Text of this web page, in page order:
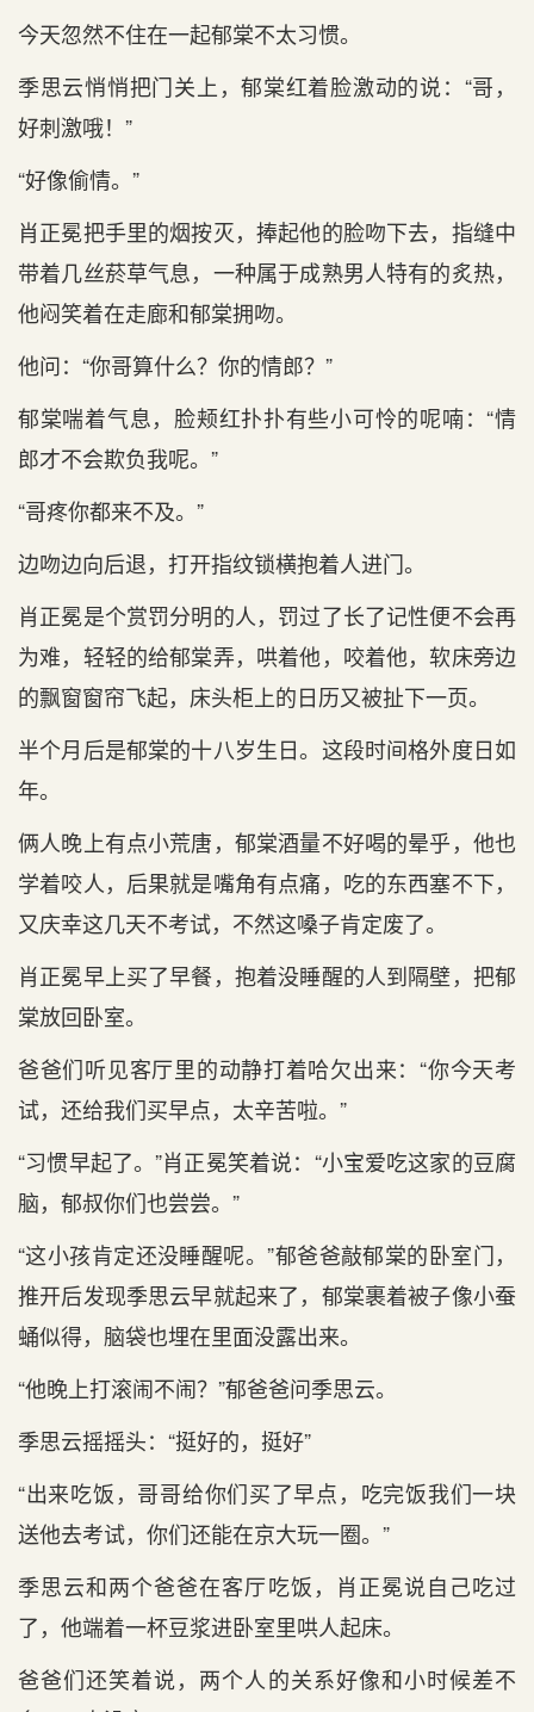
今天忽然不住在一起郁棠不太习惯。
季思云悄悄把门关上，郁棠红着脸激动的说：“哥，
好刺激哦！”
“好像偷情。”
肖正冕把手里的烟按灭，捧起他的脸吻下去，指缝中
带着几丝菸草气息，一种属于成熟男人特有的炙热，
他闷笑着在走廊和郁棠拥吻。
他问：“你哥算什么？你的情郎？”
郁棠喘着气息，脸颊红扑扑有些小可怜的呢喃：“情
郎才不会欺负我呢。”
“哥疼你都来不及。”
边吻边向后退，打开指纹锁横抱着人进门。
肖正冕是个赏罚分明的人，罚过了长了记性便不会再
为难，轻轻的给郁棠弄，哄着他，咬着他，软床旁边
的飘窗窗帘飞起，床头柜上的日历又被扯下一页。
半个月后是郁棠的十八岁生日。这段时间格外度日如
年。
俩人晚上有点小荒唐，郁棠酒量不好喝的晕乎，他也
学着咬人，后果就是嘴角有点痛，吃的东西塞不下，
又庆幸这几天不考试，不然这嗓子肯定废了。
肖正冕早上买了早餐，抱着没睡醒的人到隔壁，把郁
棠放回卧室。
爸爸们听见客厅里的动静打着哈欠出来：“你今天考
试，还给我们买早点，太辛苦啦。”
“习惯早起了。”肖正冕笑着说：“小宝爱吃这家的豆腐
脑，郁叔你们也尝尝。”
“这小孩肯定还没睡醒呢。”郁爸爸敲郁棠的卧室门，
推开后发现季思云早就起来了，郁棠裹着被子像小蚕
蛹似得，脑袋也埋在里面没露出来。
“他晚上打滚闹不闹？”郁爸爸问季思云。
季思云摇摇头：“挺好的，挺好”
“出来吃饭，哥哥给你们买了早点，吃完饭我们一块
送他去考试，你们还能在京大玩一圈。”
季思云和两个爸爸在客厅吃饭，肖正冕说自己吃过
了，他端着一杯豆浆进卧室里哄人起床。
爸爸们还笑着说，两个人的关系好像和小时候差不